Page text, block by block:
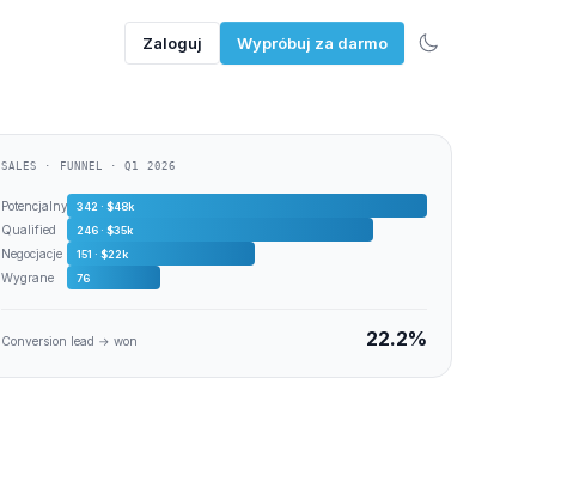
Zaloguj Wypróbuj za darmo
SALES · FUNNEL · Q1 2026
Potencjalnys 342 · $48k
Qualified 246 · $35k
Negocjacje 151 · $22k
Wygrane 76
Conversion lead → won 22.2%